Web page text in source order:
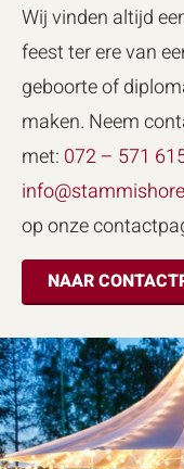
Wij vinden altijd
feest ter ere van
geboorte of
maken. Neem
met: 072 – 571
op onze
NAAR